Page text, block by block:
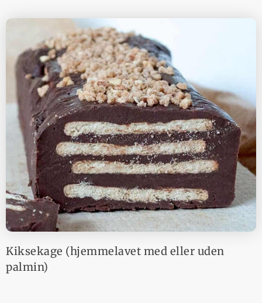
Kiksekage (hjemmelavet med eller uden
palmin)